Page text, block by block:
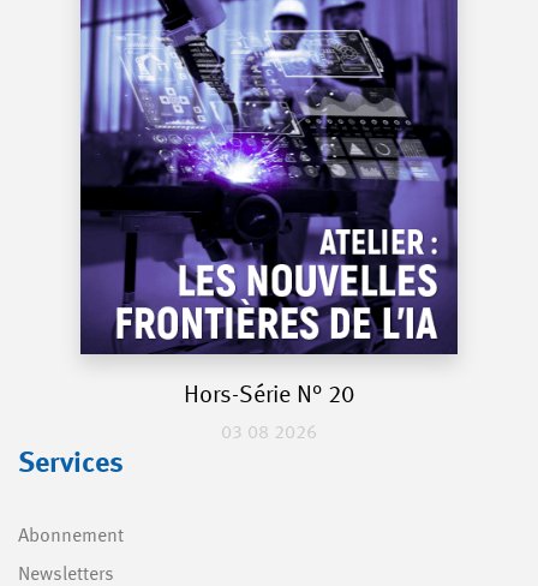
Hors-Série N° 20
03 08 2026
Services
Abonnement
Newsletters